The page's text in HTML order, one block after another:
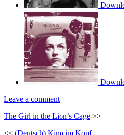
Leave a comment
The Girl in the Lion’s Cage >>
<< (Deutsch) Kino im Kopf